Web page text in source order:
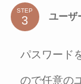
STEP
ユーザ
パスワード
ので任意の